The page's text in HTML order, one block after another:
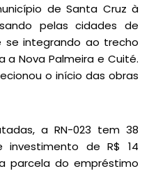
de Santa Cruz à
pelas cidades de
se integrando ao trecho
a Nova Palmeira e Cuité.
o início das obras
a RN-023 tem 38
investimento de R$ 14
parcela do empréstimo